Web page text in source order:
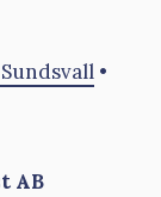
•
AB